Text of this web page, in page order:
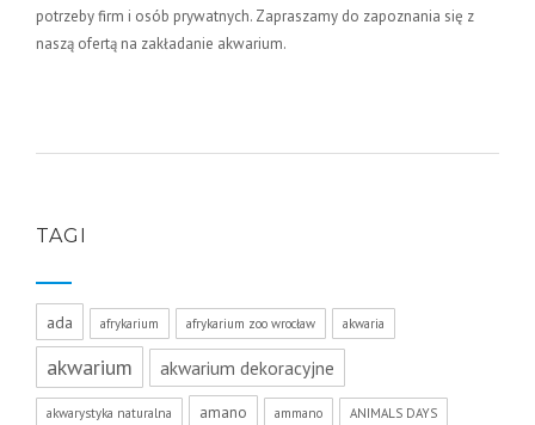
potrzeby firm i osób prywatnych. Zapraszamy do zapoznania się z
naszą ofertą na zakładanie akwarium.
TAGI
ada afrykarium afrykarium zoo wrocław akwaria
akwarium akwarium dekoracyjne
akwarystyka naturalna amano ammano ANIMALS DAYS